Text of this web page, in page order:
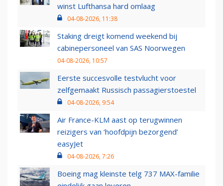
winst Lufthansa hard omlaag
04-08-2026, 11:38
Staking dreigt komend weekend bij
cabinepersoneel van SAS Noorwegen
04-08-2026, 10:57
Eerste succesvolle testvlucht voor
zelfgemaakt Russisch passagierstoestel
04-08-2026, 9:54
Air France-KLM aast op terugwinnen
reizigers van ‘hoofdpijn bezorgend’
easyJet
04-08-2026, 7:26
Boeing mag kleinste telg 737 MAX-familie